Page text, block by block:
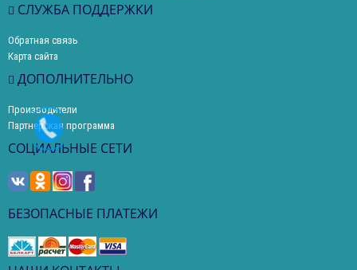
СЛУЖБА ПОДДЕРЖКИ
Обратная связь
Карта сайта
ДОПОЛНИТЕЛЬНО
Производители
Партнерская программа
СОЦИАЛЬНЫЕ СЕТИ
БЕЗОПАСНЫЕ ПЛАТЕЖИ